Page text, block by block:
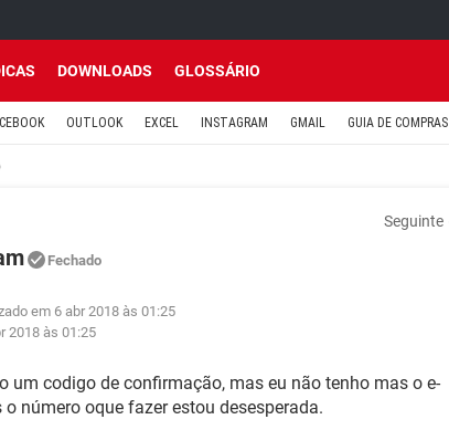
DOWNLOADS GLOSSÁRIO
OUTLOOK EXCEL INSTAGRAM GMAIL GUIA DE COMPRAS
Seguinte
Fechado
em 6 abr 2018 às 01:25
2018 às 01:25
um codigo de confirmação, mas eu não tenho mas o e-
número oque fazer estou desesperada.